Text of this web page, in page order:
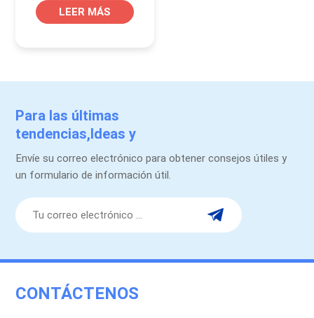
personalizada
LEER MÁS
Para las últimas
tendencias,Ideas y
promociones.
Envíe su correo electrónico para obtener consejos útiles y
un formulario de información útil.
CONTÁCTENOS